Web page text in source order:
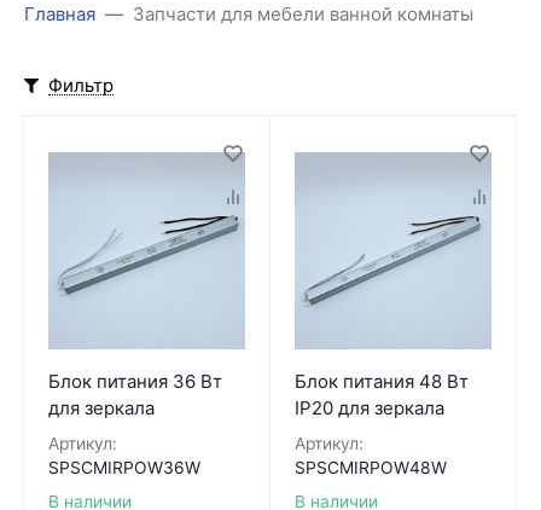
Главная Запчасти для мебели ванной комнаты
Фильтр
Блок питания 36 Вт
для зеркала
Артикул:
SPSCMIRPOW36W
В наличии
Блок питания 48 Вт
IP20 для зеркала
Артикул:
SPSCMIRPOW48W
В наличии